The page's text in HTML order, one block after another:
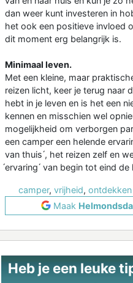
dan weer kunt investeren in
het ook een positieve invloed
dit moment erg belangrijk is.
Minimaal leven.
Met een kleine, maar
reizen licht, keer je terug naar
hebt in je leven en is het een
kennen en misschien wel
mogelijkheid om verborgen
een camper een helende
van thuis ́, het reizen zelf en
́ervaring ́ van begin tot eind
camper, vrijheid, ontdekken
Maak
Heb je een leuke